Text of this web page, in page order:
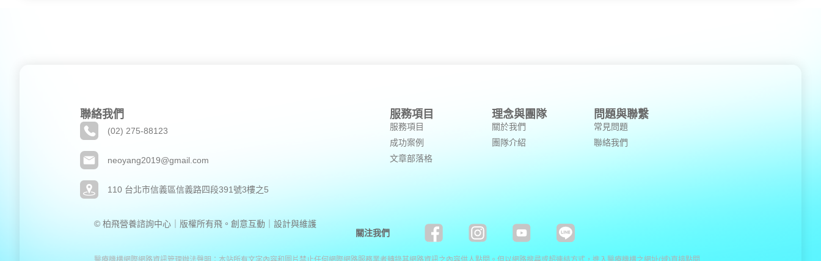
聯絡我們
(02) 275-88123
neoyang2019@gmail.com
110 台北市信義區信義路四段391號3樓之5
服務項目
服務項目
成功案例
文章部落格
理念與團隊
關於我們
團隊介紹
問題與聯繫
常見問題
聯絡我們
© 柏飛營養諮詢中心｜版權所有飛。創意互動｜設計與維護
關注我們